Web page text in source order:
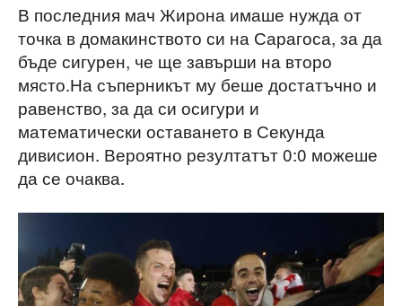
В последния мач Жирона имаше нужда от
точка в домакинството си на Сарагоса, за да
бъде сигурен, че ще завърши на второ
място.На съперникът му беше достатъчно и
равенство, за да си осигури и
математически оставането в Секунда
дивисион. Вероятно резултатът 0:0 можеше
да се очаква.